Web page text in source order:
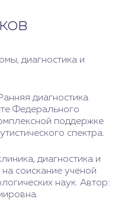
диагностика и
диагностика
Федерального
поддержке
спектра.
диагностика и
соискание ученой
наук. Автор: